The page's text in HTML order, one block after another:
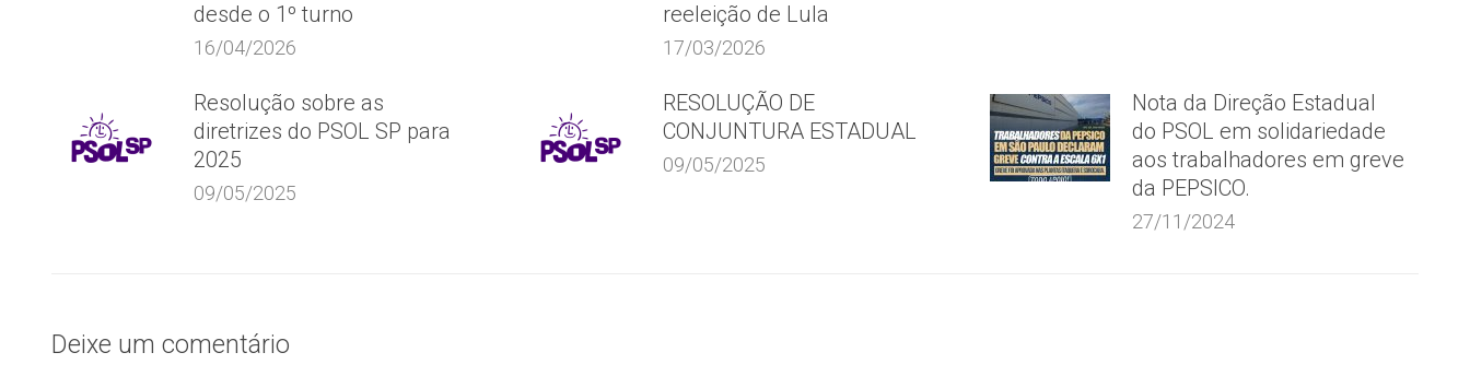
desde o 1º turno
16/04/2026
reeleição de Lula
17/03/2026
Resolução sobre as
diretrizes do PSOL SP para
2025
09/05/2025
RESOLUÇÃO DE
CONJUNTURA ESTADUAL
09/05/2025
Nota da Direção Estadual
do PSOL em solidariedade
aos trabalhadores em greve
da PEPSICO.
27/11/2024
Deixe um comentário